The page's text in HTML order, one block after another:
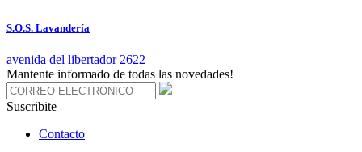
S.O.S. Lavandería
avenida del libertador 2622
Mantente informado de todas las novedades!
Suscribite
Contacto